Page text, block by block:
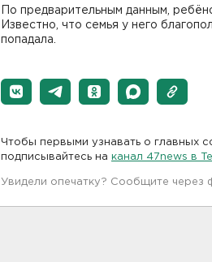
По предварительным данным,
Известно, что семья у него
попадала.
Чтобы первыми узнавать о главных
подписывайтесь на канал 47news в
Увидели опечатку? Сообщите через